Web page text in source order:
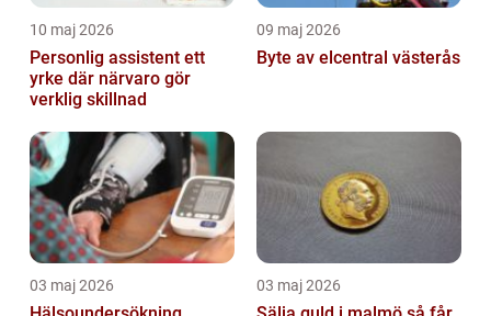
10 maj 2026
Personlig assistent ett
yrke där närvaro gör
verklig skillnad
09 maj 2026
Byte av elcentral västerås
03 maj 2026 03 maj 2026